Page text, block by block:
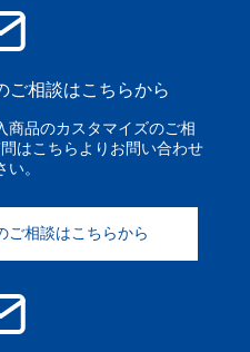
ご相談はこちらから
商品のカスタマイズのご相
はこちらよりお問い合わせ
い。
ご相談はこちらから